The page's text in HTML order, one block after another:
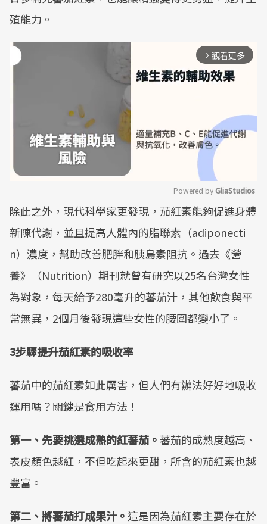
殖能力。
arrow_forward_ios 觀看更多
Mute
Powered by GliaStudios
除此之外，現代科學家更發現，茄紅素能夠促進身體
新陳代謝，並且提高人體內的脂聯素（adiponecti
n）濃度，幫助改善肥胖和胰島素阻抗。過去《營
養》（Nutrition）期刊就曾有研究以25名台灣女性
為對象，每天給予280毫升的蕃茄汁，其他飲食與平
常無異，2個月後發現這些女性的腰圍都變小了。
3步驟提升茄紅素的吸收率
蕃茄中的茄紅素如此厲害，但人們有辦法好好地吸收
運用嗎？關鍵是食用方法！
第一、先要挑選成熟的紅蕃茄。蕃茄的成熟度越高、
表皮顏色越紅，不但吃起來更甜，所含的茄紅素也越
豐富。
第二、將蕃茄打成果汁。 這是因為茄紅素主要存在於